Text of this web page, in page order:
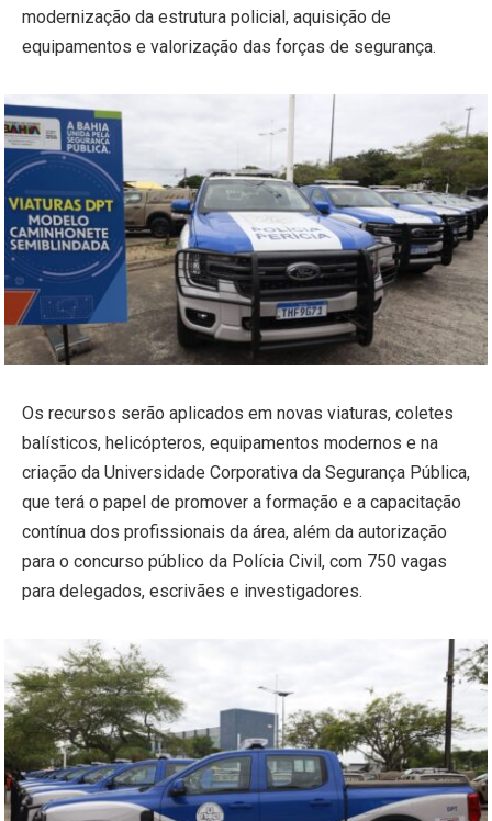
modernização da estrutura policial, aquisição de
equipamentos e valorização das forças de segurança.
Os recursos serão aplicados em novas viaturas, coletes
balísticos, helicópteros, equipamentos modernos e na
criação da Universidade Corporativa da Segurança Pública,
que terá o papel de promover a formação e a capacitação
contínua dos profissionais da área, além da autorização
para o concurso público da Polícia Civil, com 750 vagas
para delegados, escrivães e investigadores.